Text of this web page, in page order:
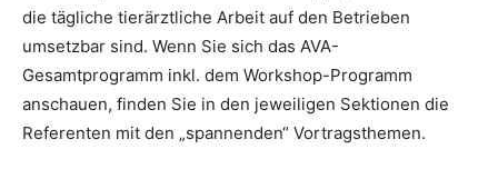
die tägliche tierärztliche Arbeit auf den Betrieben
umsetzbar sind. Wenn Sie sich das AVA-
Gesamtprogramm inkl. dem Workshop-Programm
anschauen, finden Sie in den jeweiligen Sektionen die
Referenten mit den „spannenden“ Vortragsthemen.